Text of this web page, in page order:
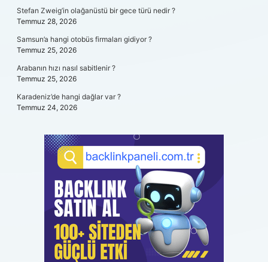
Stefan Zweig’in olağanüstü bir gece türü nedir ?
Temmuz 28, 2026
Samsun’a hangi otobüs firmaları gidiyor ?
Temmuz 25, 2026
Arabanın hızı nasıl sabitlenir ?
Temmuz 25, 2026
Karadeniz’de hangi dağlar var ?
Temmuz 24, 2026